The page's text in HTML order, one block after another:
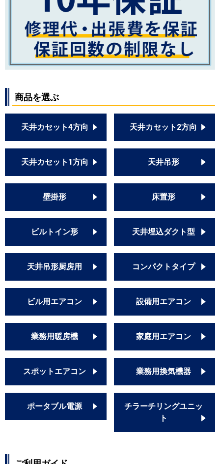
商品を選ぶ
天井カセット4方向 天井カセット2方向
天井カセット1方向 天井吊形
壁掛形 床置形
ビルトイン形 天井埋込ダクト型
天井吊形厨房用 コンパクトタイプ
ビル用エアコン 設備用エアコン
業務用暖房機 家庭用エアコン
スポットエアコン 業務用換気機器
ポータブル電源
チラーチリングユニッ
ト